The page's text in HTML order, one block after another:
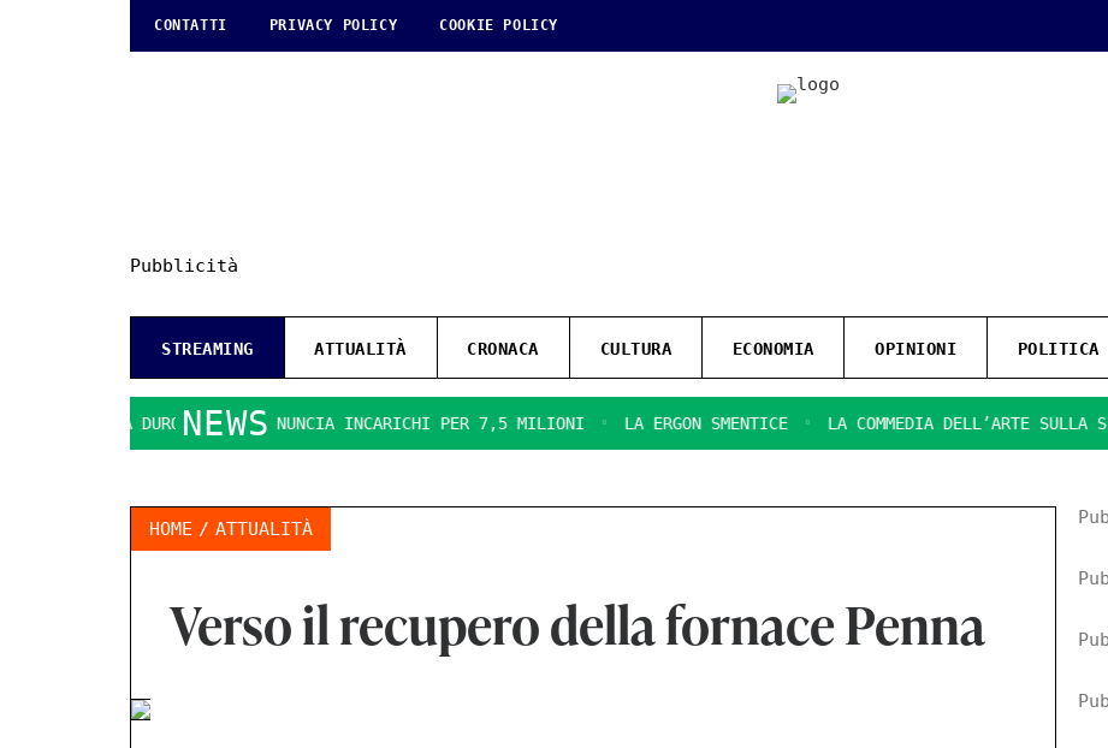
CONTATTI PRIVACY POLICY COOKIE POLICY
Pubblicità
STREAMING ATTUALITÀ CRONACA CULTURA ECONOMIA OPINIONI POLITICA
NEWS
SI FA DURO. IL PD DENUNCIA INCARICHI PER 7,5 MILIONI LA ERGON SMENTICE LA COMMEDIA DELL’ARTE SULLA
HOME ATTUALITÀ
Verso il recupero della fornace Penna